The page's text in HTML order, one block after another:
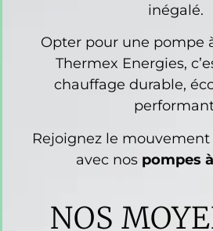
inégalé.
Opter pour une pompe
Thermex Energies,
chauffage durable,
Rejoignez le mouvement
avec nos pompes
NOS